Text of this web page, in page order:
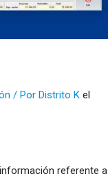
/ Por Distrito K el
referente a